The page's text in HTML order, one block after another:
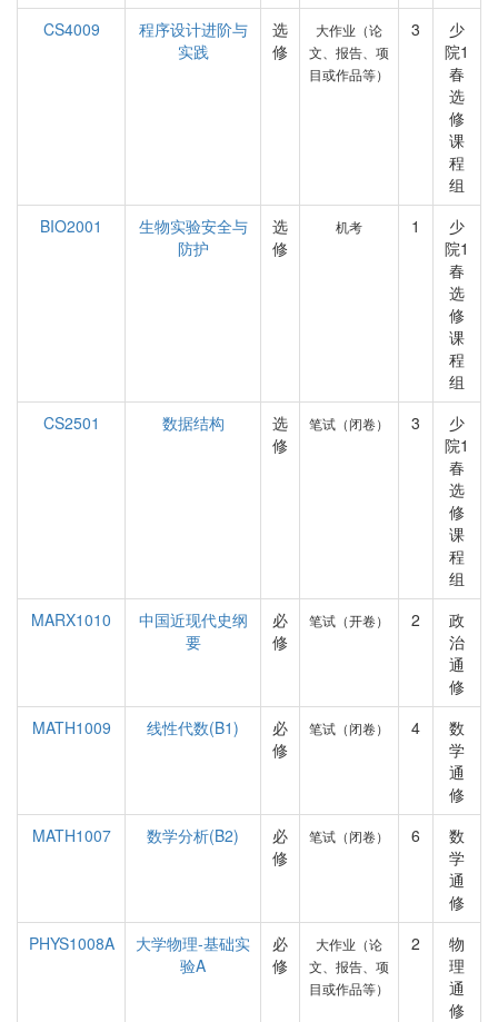
CS4009
程序设计进阶与
实践
选
修
大作业（论
文、报告、项
目或作品等）
3
少
院1
春
选
修
课
程
组
BIO2001
生物实验安全与
防护
选
修
机考 1
少
院1
春
选
修
课
程
组
CS2501
数据结构
选
修
笔试（闭卷） 3
少
院1
春
选
修
课
程
组
MARX1010
中国近现代史纲
要
必
修
笔试（开卷） 2
政
治
通
修
MATH1009
线性代数(B1)
必
修
笔试（闭卷） 4
数
学
通
修
MATH1007
数学分析(B2)
必
修
笔试（闭卷） 6
数
学
通
修
PHYS1008A
大学物理-基础实
验A
必
修
大作业（论
文、报告、项
目或作品等）
2
物
理
通
修